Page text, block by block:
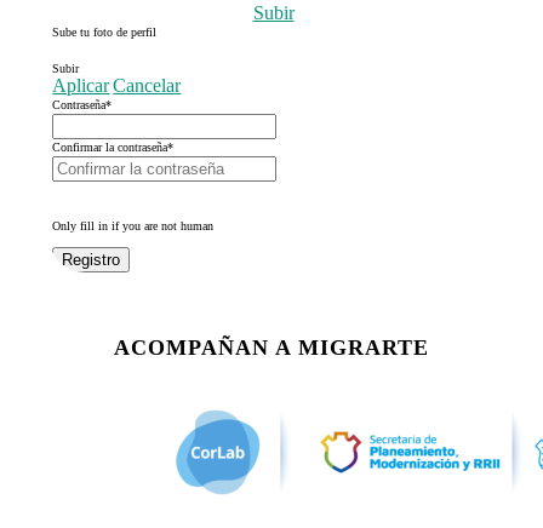
Subir
Sube tu foto de perfil
Subir
AplicarCancelar
Contraseña*
Confirmar la contraseña*
Only fill in if you are not human
ACOMPAÑAN A MIGRARTE